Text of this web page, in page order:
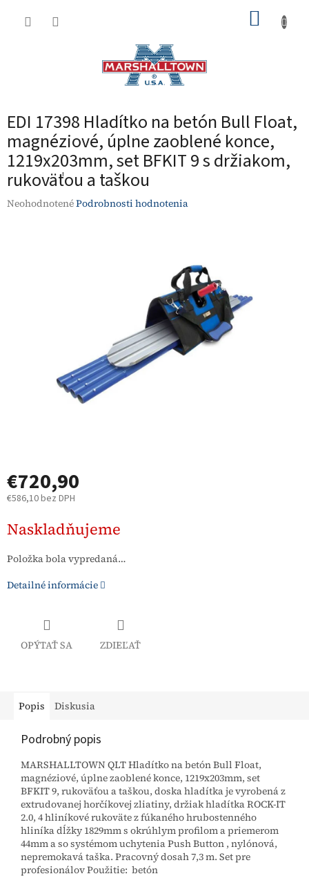
EDI 17398 Hladítko na betón Bull Float,
magnéziové, úplne zaoblené konce,
1219x203mm, set BFKIT 9 s držiakom,
rukoväťou a taškou
Priemerné
NeohodnotenéPodrobnosti hodnotenia
€720,90
€586,10 bez DPH
cena:
Naskladňujeme
Položka bola vypredaná…
Detailné informácie
OPÝTAŤ SA ZDIEĽAŤ
Popis Diskusia
Podrobný popis
MARSHALLTOWN QLT Hladítko na betón Bull Float,
magnéziové, úplne zaoblené konce, 1219x203mm, set
BFKIT 9, rukoväťou a taškou, doska hladítka je vyrobená z
extrudovanej horčíkovej zliatiny, držiak hladítka ROCK-IT
2.0, 4 hliníkové rukoväte z fúkaného hrubostenného
hliníka dĺžky 1829mm s okrúhlym profilom a priemerom
44mm a so systémom uchytenia Push Button , nylónová,
nepremokavá taška. Pracovný dosah 7,3 m. Set pre
profesionálov Použitie: betón